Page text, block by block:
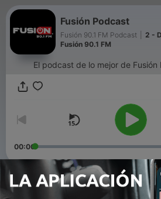
Fusión Podcast
Fusión 90.1 FM Podcast
2 -
Fusión 90.1 FM
El podcast de lo mejor de Fusión
00:00
Episodios